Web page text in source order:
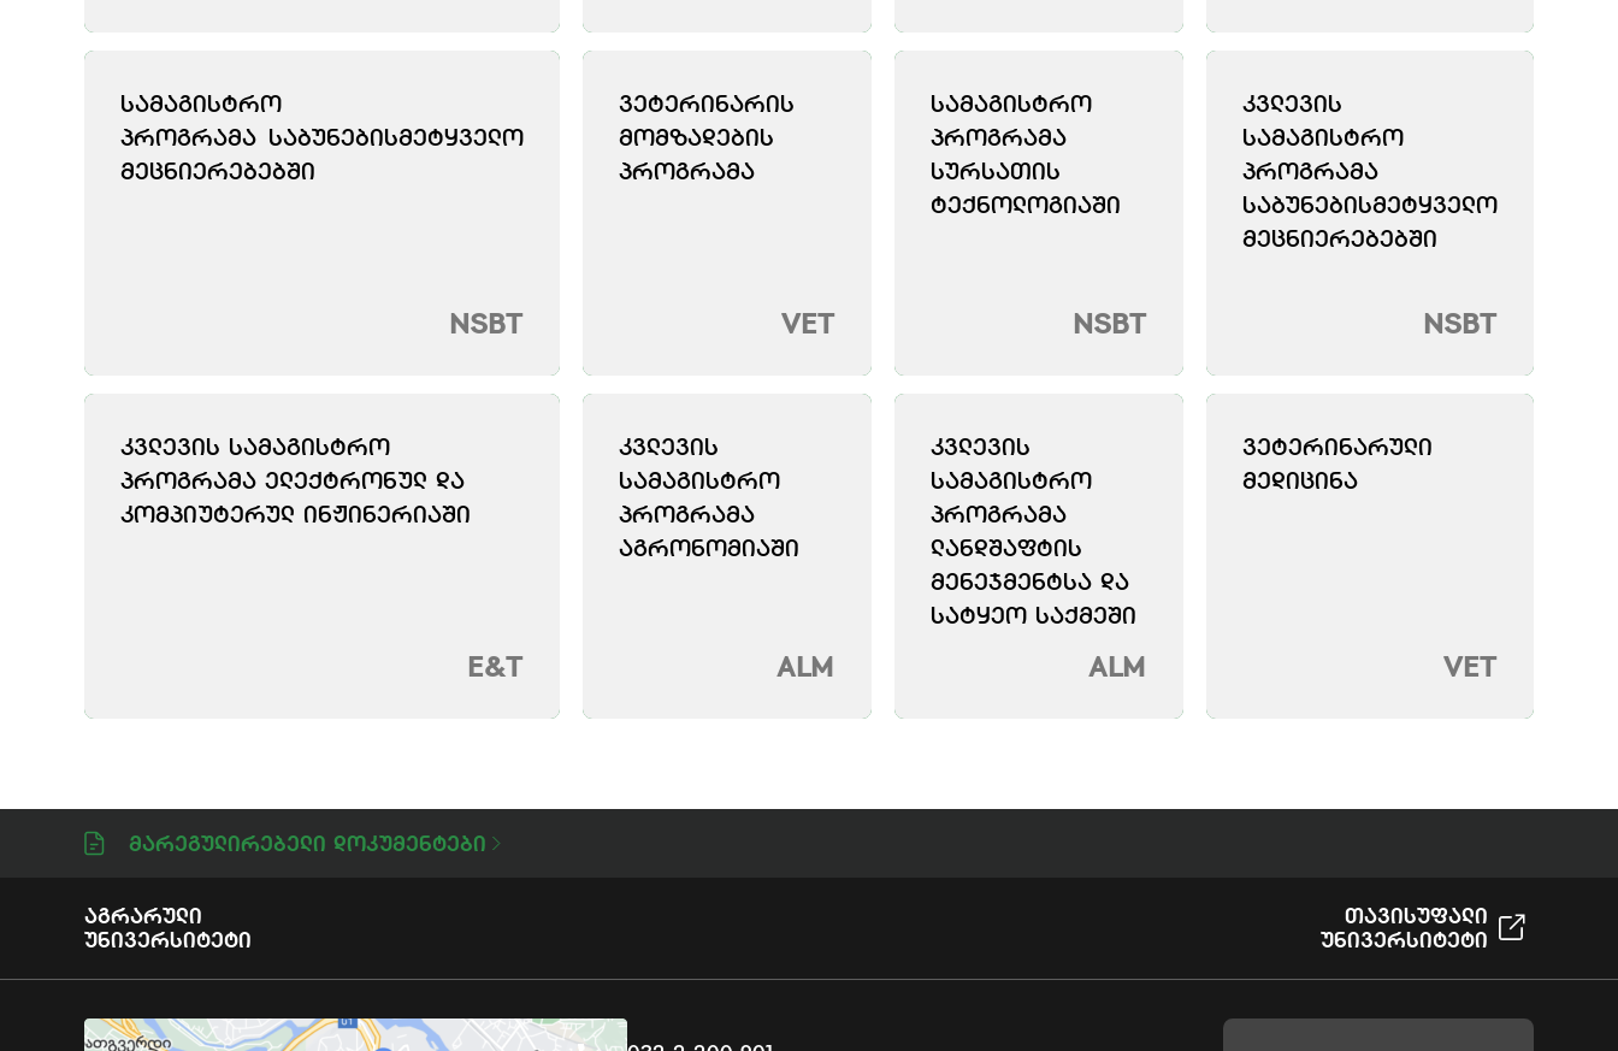
ᲡᲐᲛᲐᲒᲘᲡᲢᲠᲝ
ᲞᲠᲝᲒᲠᲐᲛᲐ ᲡᲐᲑᲣᲜᲔᲑᲘᲡᲛᲔᲢᲧᲕᲔᲚᲝ
ᲛᲔᲪᲜᲘᲔᲠᲔᲑᲔᲑᲨᲘ
NSBT
ᲕᲔᲢᲔᲠᲘᲜᲐᲠᲘᲡ
ᲛᲝᲛᲖᲐᲓᲔᲑᲘᲡ
ᲞᲠᲝᲒᲠᲐᲛᲐ
VET
ᲡᲐᲛᲐᲒᲘᲡᲢᲠᲝ
ᲞᲠᲝᲒᲠᲐᲛᲐ
ᲡᲣᲠᲡᲐᲗᲘᲡ
ᲢᲔᲥᲜᲝᲚᲝᲒᲘᲐᲨᲘ
NSBT
ᲙᲕᲚᲔᲕᲘᲡ
ᲡᲐᲛᲐᲒᲘᲡᲢᲠᲝ
ᲞᲠᲝᲒᲠᲐᲛᲐ
ᲡᲐᲑᲣᲜᲔᲑᲘᲡᲛᲔᲢᲧᲕᲔᲚᲝ
ᲛᲔᲪᲜᲘᲔᲠᲔᲑᲔᲑᲨᲘ
NSBT
ᲙᲕᲚᲔᲕᲘᲡ ᲡᲐᲛᲐᲒᲘᲡᲢᲠᲝ
ᲞᲠᲝᲒᲠᲐᲛᲐ ᲔᲚᲔᲥᲢᲠᲝᲜᲣᲚ ᲓᲐ
ᲙᲝᲛᲞᲘᲣᲢᲔᲠᲣᲚ ᲘᲜᲟᲘᲜᲔᲠᲘᲐᲨᲘ
E&T
ᲙᲕᲚᲔᲕᲘᲡ
ᲡᲐᲛᲐᲒᲘᲡᲢᲠᲝ
ᲞᲠᲝᲒᲠᲐᲛᲐ
ᲐᲒᲠᲝᲜᲝᲛᲘᲐᲨᲘ
ALM
ᲙᲕᲚᲔᲕᲘᲡ
ᲡᲐᲛᲐᲒᲘᲡᲢᲠᲝ
ᲞᲠᲝᲒᲠᲐᲛᲐ
ᲚᲐᲜᲓᲨᲐᲤᲢᲘᲡ
ᲛᲔᲜᲔᲯᲛᲔᲜᲢᲡᲐ ᲓᲐ
ᲡᲐᲢᲧᲔᲝ ᲡᲐᲥᲛᲔᲨᲘ
ALM
ᲕᲔᲢᲔᲠᲘᲜᲐᲠᲣᲚᲘ
ᲛᲔᲓᲘᲪᲘᲜᲐ
VET
Მარეგულირებელი Დოკუმენტები
Აგრარული
Უნივერსიტეტი
Თავისუფალი
Უნივერსიტეტი